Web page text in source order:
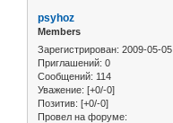
psyhoz
Members
Зарегистрирован: 2009-05-05
Приглашений: 0
Сообщений: 114
Уважение: [+0/-0]
Позитив: [+0/-0]
Провел на форуме: